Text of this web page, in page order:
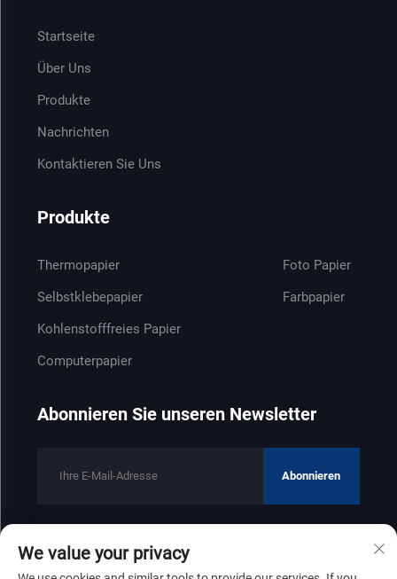
Startseite
Über Uns
Produkte
Nachrichten
Kontaktieren Sie Uns
Produkte
Thermopapier
Selbstklebepapier
Kohlenstofffreies Papier
Computerpapier
Foto Papier
Farbpapier
Abonnieren Sie unseren Newsletter
Abonnieren
Copyright © 2025 by Shandong Zhenfeng Paper Industry Co., Ltd
We value your privacy